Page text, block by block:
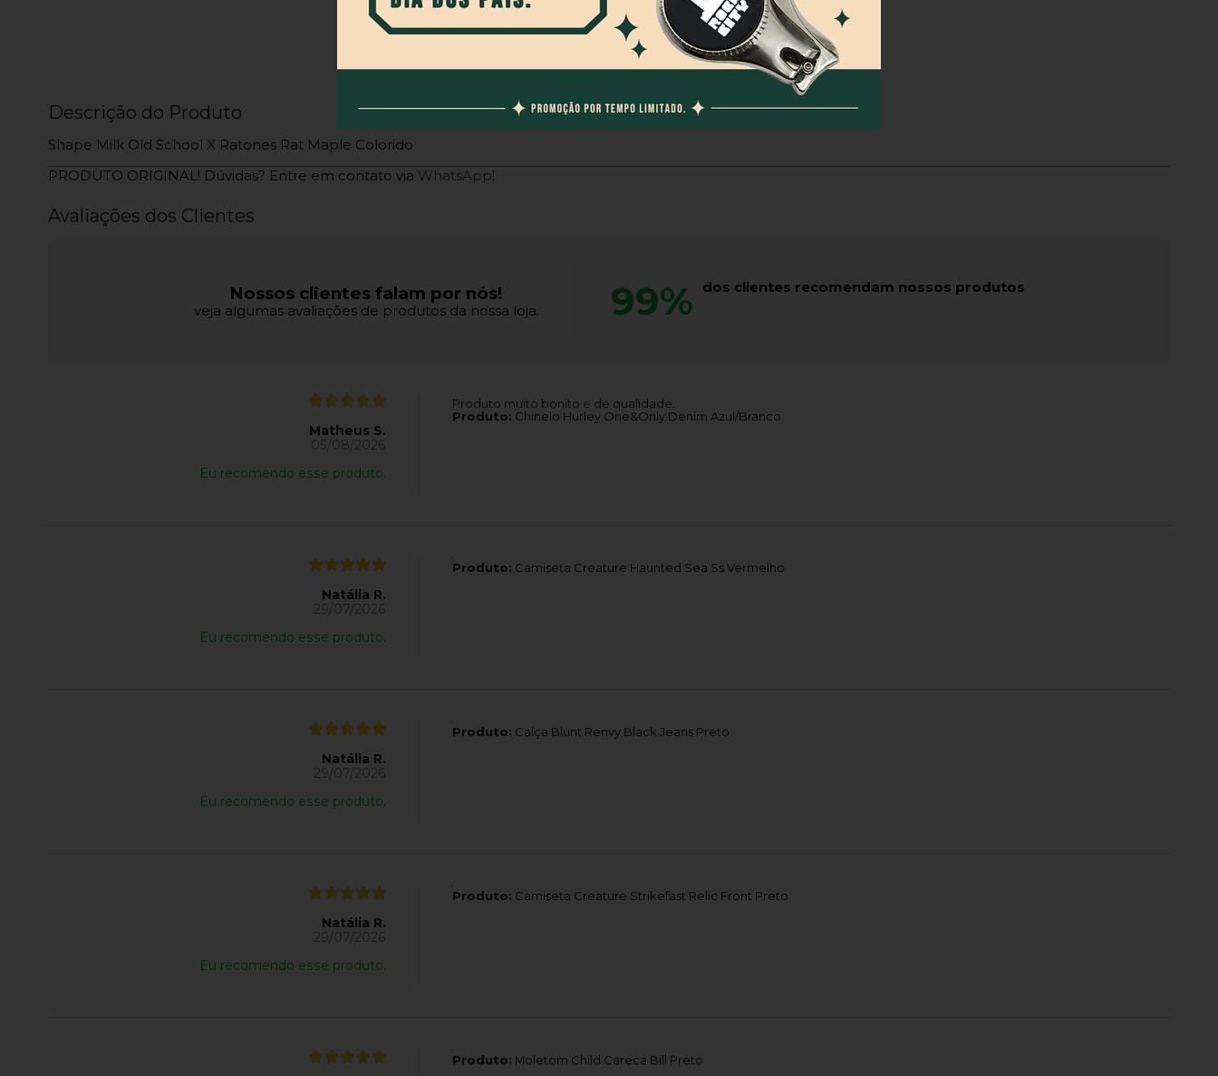
Descrição do Produto
Shape Milk Old School X Ratones Rat Maple Colorido
PRODUTO ORIGINAL! Dúvidas? Entre em contato via WhatsApp!
Avaliações dos Clientes
Nossos clientes falam por nós!
veja algumas avaliações de produtos da nossa loja. 99% dos clientes recomendam nossos produtos
Matheus S.
05/08/2026
Eu recomendo esse produto.
Produto muito bonito e de qualidade.
Produto: Chinelo Hurley One&Only Denim Azul/Branco
Natália R.
29/07/2026
Eu recomendo esse produto.
Produto: Camiseta Creature Haunted Sea Ss Vermelho
Natália R.
29/07/2026
Eu recomendo esse produto.
Produto: Calça Blunt Renvy Black Jeans Preto
Natália R.
29/07/2026
Eu recomendo esse produto.
Produto: Camiseta Creature Strikefast Relic Front Preto
Produto: Moletom Child Careca Bill Preto